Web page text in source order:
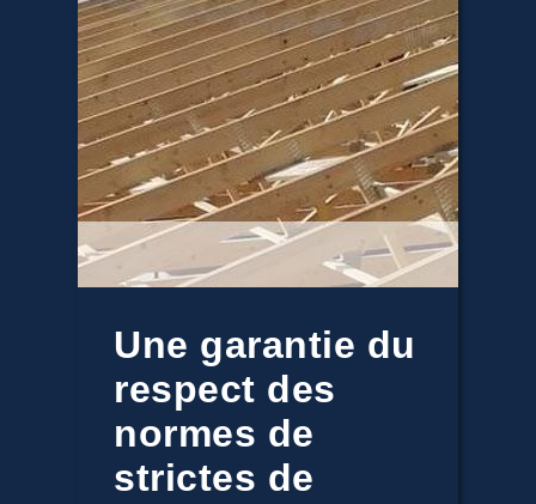
Une garantie du
respect des
normes de
strictes de